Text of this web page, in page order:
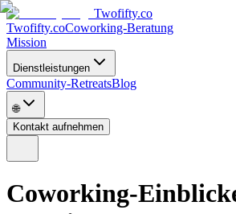
Twofifty.co
Twofifty.coCoworking-Beratung
Mission
Dienstleistungen
Community-RetreatsBlog
🌐
Kontakt aufnehmen
Coworking-